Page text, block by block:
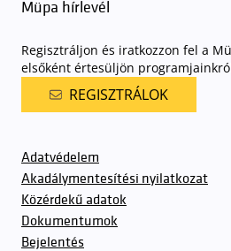
Müpa hírlevél
Regisztráljon és iratkozzon fel a
elsőként értesüljön
REGISZTRÁLOK
Adatvédelem
Akadálymentesítési nyilatkozat
Közérdekű adatok
Dokumentumok
Bejelentés